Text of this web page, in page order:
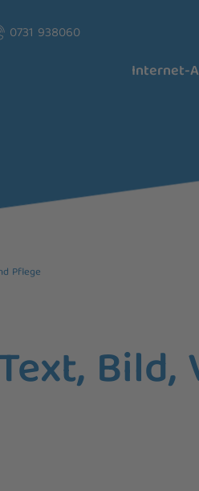
0731 938060
Internet-
Pflege
Bild,